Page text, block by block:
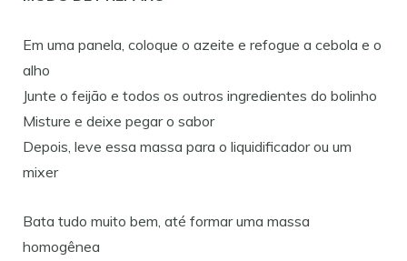
Em uma panela, coloque o azeite e refogue a cebola e o
alho
Junte o feijão e todos os outros ingredientes do bolinho
Misture e deixe pegar o sabor
Depois, leve essa massa para o liquidificador ou um
mixer
Bata tudo muito bem, até formar uma massa
homogênea